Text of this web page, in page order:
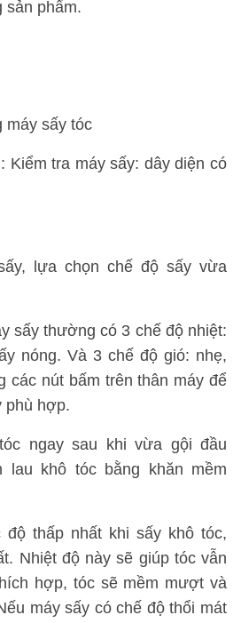
sản phẩm.
máy sấy tóc
Kiểm tra máy sấy: dây diện có
lựa chọn chế độ sấy vừa
sấy thường có 3 chế độ nhiệt:
nóng. Và 3 chế độ gió: nhẹ,
các nút bấm trên thân máy để
phù hợp.
ngay sau khi vừa gội đầu
lau khô tóc bằng khăn mềm
thấp nhất khi sấy khô tóc,
Nhiệt độ này sẽ giúp tóc vẫn
hợp, tóc sẽ mềm mượt và
máy sấy có chế độ thổi mát